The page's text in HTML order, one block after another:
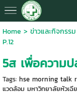
Home > ข่าวและกิจกรร
P.12
5ส เพื่อความ
Tags: hse morning talk
แวดล้อม มหาวิทยาลัยหัวเฉี